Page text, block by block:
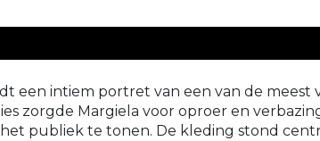
een intiem portret van een van de
zorgde Margiela voor oproer en
publiek te tonen. De kleding stond